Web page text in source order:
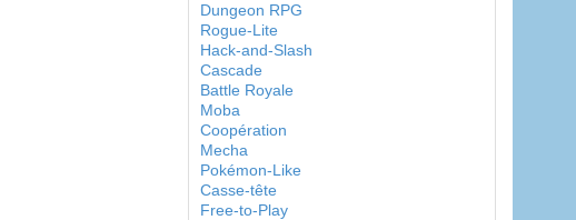
Dungeon RPG
Rogue-Lite
Hack-and-Slash
Cascade
Battle Royale
Moba
Coopération
Mecha
Pokémon-Like
Casse-tête
Free-to-Play